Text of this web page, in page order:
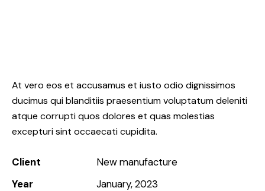
At vero eos et accusamus et iusto odio dignissimos
ducimus qui blanditiis praesentium voluptatum deleniti
atque corrupti quos dolores et quas molestias
excepturi sint occaecati cupidita.
Client
New manufacture
Year
January, 2023